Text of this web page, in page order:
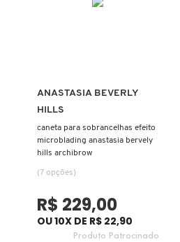
Ver mais
ANASTASIA BEVERLY
HILLS
caneta para sobrancelhas efeito
microblading anastasia bervely
hills archibrow
(7 opções)
R$ 229,00
OU 10X DE R$ 22,90
Produto Patrocinado